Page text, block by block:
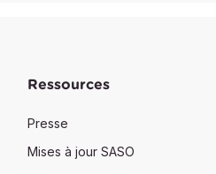
Ressources
Presse
Mises à jour SASO